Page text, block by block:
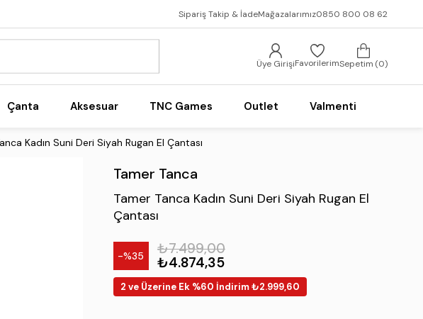
Sipariş Takip & İadeMağazalarımız0850 800 08 62
Üye GirişiFavorilerimSepetim 0
Çanta Aksesuar TNC Games Outlet Valmenti
Kadın Suni Deri Siyah Rugan El Çantası
Tamer Tanca
Tamer Tanca Kadın Suni Deri Siyah Rugan El
Çantası
35
₺7.499,00
₺4.874,35
2 ve Üzerine Ek %60 İndirim ₺2.999,60